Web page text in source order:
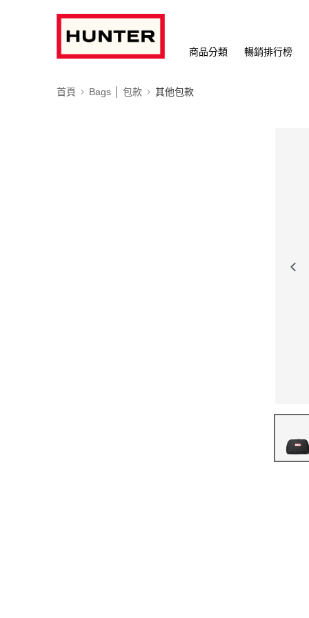
商品分類 暢銷排行榜
首頁 Bags │ 包款 其他包款